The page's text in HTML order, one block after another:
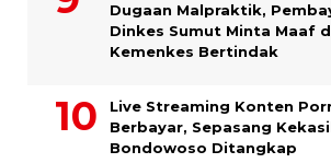
Dugaan Malpraktik,
Dinkes Sumut Minta Maaf
Kemenkes Bertindak
Live Streaming Konten
Berbayar, Sepasang
Bondowoso Ditangkap